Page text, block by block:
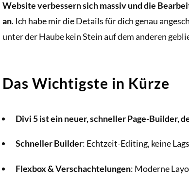
Website verbessern sich massiv und die
an. Ich habe mir die Details für dich genau
unter der Haube kein Stein auf dem anderen
Das Wichtigste in Kürze
Divi 5 ist ein neuer, schneller Page-Builder,
Schneller Builder: Echtzeit-Editing, keine
Flexbox & Verschachtelungen: Moderne